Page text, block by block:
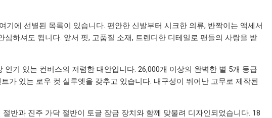
에 선별된 목록이 있습니다. 편안한 신발부터 시크한 의류, 반짝이는 액세서
하셔도 됩니다. 앞서 핏, 고품질 소재, 트렌디한 디테일로 팬들의 사랑을 받
기 있는 컨버스의 저렴한 대안입니다. 26,000개 이상의 완벽한 별 5개 등급
가 있는 로우 컷 실루엣을 갖추고 있습니다. 내구성이 뛰어난 고무로 제작된
반과 진주 가닥 절반이 토글 잠금 장치와 함께 맞물려 디자인되었습니다. 18